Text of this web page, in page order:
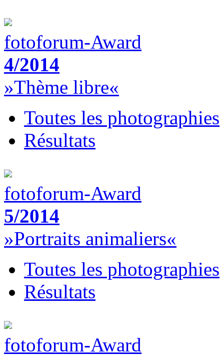
fotoforum-Award
4/2014
»Thème libre«
Toutes les photographies
Résultats
fotoforum-Award
5/2014
»Portraits animaliers«
Toutes les photographies
Résultats
fotoforum-Award